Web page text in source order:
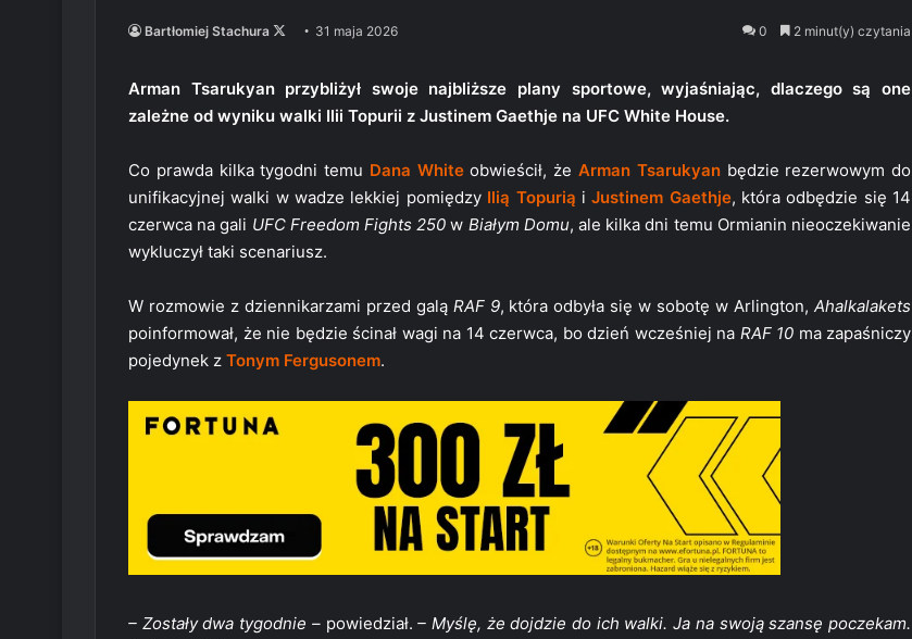
Bartłomiej Stachura
Follow
X
31 maja 2026 0 2 minut(y) czytania
Arman Tsarukyan przybliżył swoje najbliższe plany sportowe, wyjaśniając, dlaczego są one
zależne od wyniku walki Ilii Topurii z Justinem Gaethje na UFC White House.
Co prawda kilka tygodni temu Dana Whiteobwieścił, że Arman Tsarukyanbędzie rezerwowym do
unifikacyjnej walki w wadze lekkiej pomiędzy Ilią Topurią iJustinem Gaethje, która odbędzie się 14
czerwca na gali UFC Freedom Fights 250 w Białym Domu, ale kilka dni temu Ormianin nieoczekiwanie
wykluczył taki scenariusz.
W rozmowie z dziennikarzami przed galą RAF 9, która odbyła się w sobotę w Arlington,Ahalkalakets
poinformował, że nie będzie ścinał wagi na 14 czerwca, bo dzień wcześniej na RAF 10 ma zapaśniczy
pojedynek z Tonym Fergusonem.
– Zostały dwa tygodnie –powiedział.– Myślę, że dojdzie do ich walki. Ja na swoją szansę poczekam.